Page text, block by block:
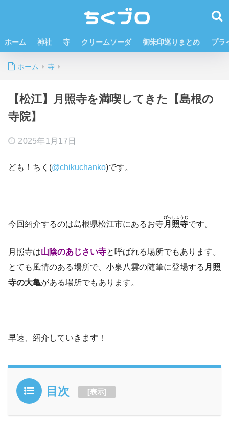
ホーム 神社 寺 クリームソーダ 御朱印巡りまとめ プラ
ホーム 寺
【松江】月照寺を満喫してきた【島根の
寺院】
2025年1月17日
ども！ちく(@chikuchanko)です。
今回紹介するのは島根県松江市にあるお寺月照寺
げっしょうじ
です。
月照寺は山陰のあじさい寺と呼ばれる場所でもあります。
とても風情のある場所で、小泉八雲の随筆に登場する 月照
寺の大亀がある場所でもあります。
早速、紹介していきます！
目次 [表示]